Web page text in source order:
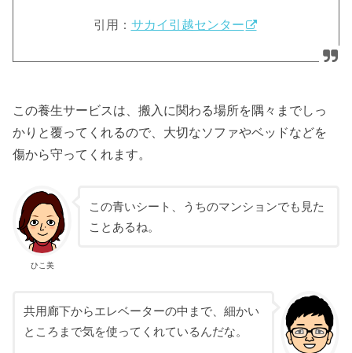
引用： サカイ引越センター
この養生サービスは、搬入に関わる場所を隅々までしっ
かりと覆ってくれるので、大切なソファやベッドなどを
傷から守ってくれます。
ひこ美
この青いシート、うちのマンションでも見た
ことあるね。
共用廊下からエレベーターの中まで、細かい
ところまで気を使ってくれているんだな。